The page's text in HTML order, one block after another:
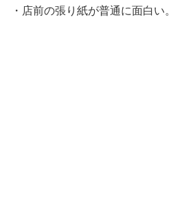
・店前の張り紙が普通に面白い。